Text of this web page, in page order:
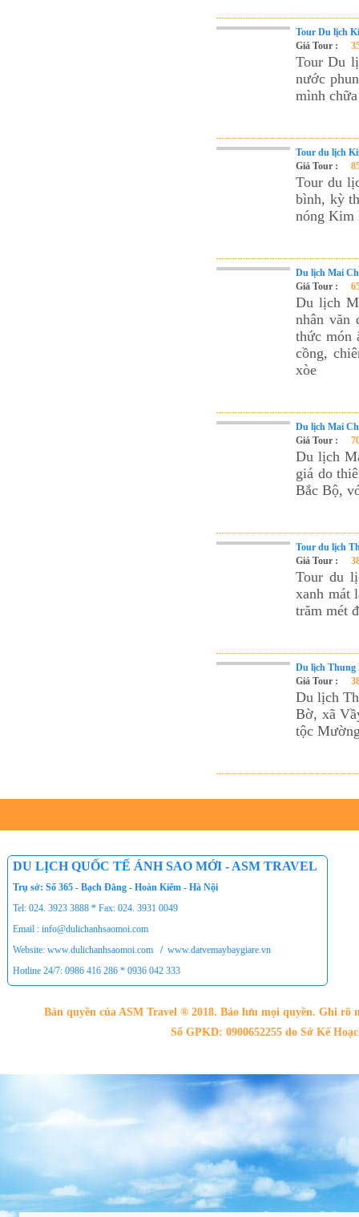
Tour Du lịch
Giá Tour :
Tour Du
nước
mình
Tour du lịch
Giá Tour :
Tour du
bình, kỳ
nóng Kim
Du lịch Mai
Giá Tour :
Du lịch
nhân văn
thức món
cồng,
xòe
Du lịch Mai
Giá Tour :
Du lịch
giá do
Bắc Bộ,
Tour du lịch
Giá Tour :
Tour du
xanh mát
trăm mét
Du lịch Thung
Giá Tour :
Du lịch
Bờ, xã
tộc
DU LỊCH QUỐC TẾ ÁNH SAO MỚI - ASM TRAVEL
Trụ sở: Số 365 - Bạch Đằng - Hoàn Kiếm - Hà Nội
Tel: 024. 3923 3888 * Fax: 024. 3931 0049
Email : info@dulichanhsaomoi.com
Website: www.dulichanhsaomoi.com
/ www.datvemaybaygiare.vn
Hotline 24/7: 0986 416 286 * 0936 042 333
Bản quyền của ASM Travel ® 2018. Bảo lưu mọi quyền. Ghi
Số GPKD: 0900652255 do Sở Kế